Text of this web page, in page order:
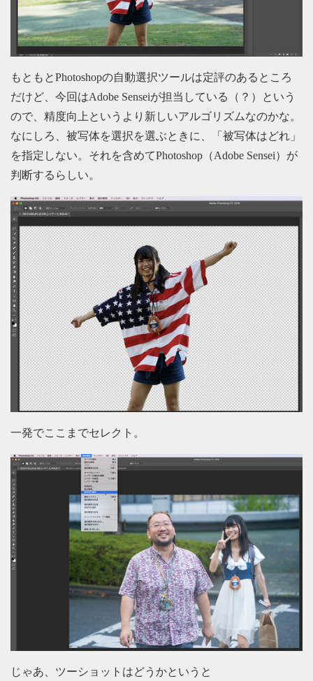
もともとPhotoshopの自動選択ツールは定評のあるところ
だけど、今回はAdobe Senseiが担当している（？）という
ので、精度向上というより新しいアルゴリズムなのかな。
なにしろ、被写体を選択を選ぶときに、「被写体はどれ」
を指定しない。それを含めてPhotoshop（Adobe Sensei）が
判断するらしい。
一発でここまでセレクト。
じゃあ、ツーショットはどうかというと